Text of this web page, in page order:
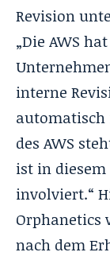
Revision
„Die AWS
interne
automatisch
des AWS
ist in
involviert.“
Orphanetics
nach dem